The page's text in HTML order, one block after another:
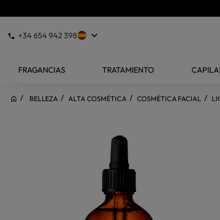
+34 654 942 398 keyboard_arrow_down
FRAGANCIAS TRATAMIENTO
BELLEZA ALTA COSMÉTICA COSMÉTICA FACIAL